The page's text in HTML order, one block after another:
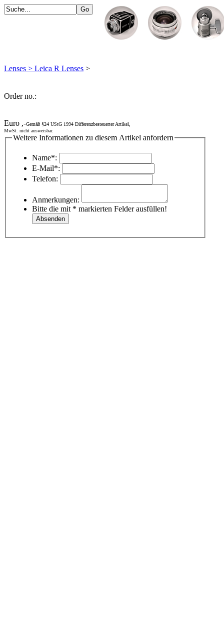
Lenses > Leica R Lenses >
Order no.:
Euro ,-Gemäß §24 UStG 1994 Differenzbesteuerter Artikel,
MwSt. nicht ausweisbar.
Weitere Informationen zu diesem Artikel anfordern
Name*:
E-Mail*:
Telefon:
Anmerkungen:
Bitte die mit * markierten Felder ausfüllen!